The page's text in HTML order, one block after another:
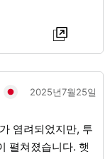
2025년7월25일
쳐졌습니다. 햇